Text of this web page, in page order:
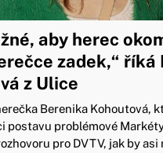
aby herec
zadek,“ říká
z Ulice
Berenika Kohoutová,
postavu problémové
pro DVTV, jak by